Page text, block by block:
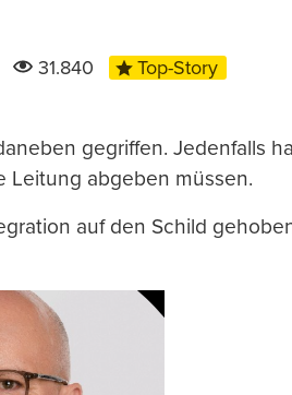
31.840 Top-Story
gegriffen. Jedenfalls
Leitung abgeben müssen.
auf den Schild